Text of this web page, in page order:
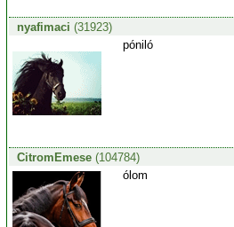
nyafimaci (31923)
póniló
CitromEmese(104784)
ólom